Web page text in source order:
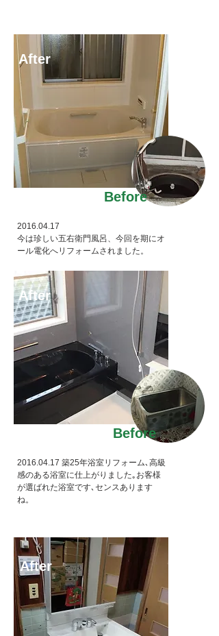
After
Before
2016.04.17
今は珍しい五右衛門風呂、今回を期にオ
ール電化へリフォームされました。
After
Before
2016.04.17 築25年浴室リフォーム､高級
感のある浴室に仕上がりました｡お客様
が選ばれた浴室です､センスあります
ね。
After